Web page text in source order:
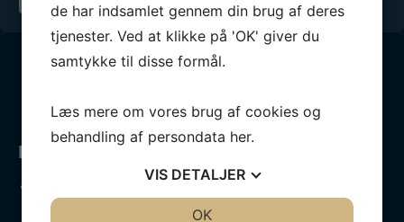
Politik:
arbejde rettet mod tursejlere, som giver sejleren mulighed
de har indsamlet gennem din brug af deres
tjenester. Ved at klikke på 'OK' giver du
samtykke til disse formål.
Læs mere om vores brug af cookies og
behandling af persondata her.
VIS DETALJER
OK